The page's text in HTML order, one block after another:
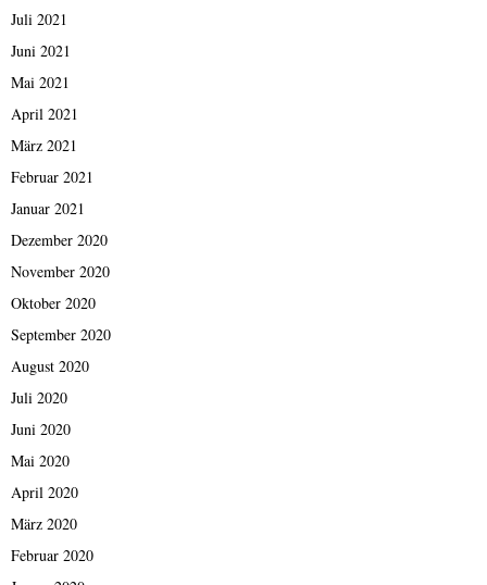
Juli 2021
Juni 2021
Mai 2021
April 2021
März 2021
Februar 2021
Januar 2021
Dezember 2020
November 2020
Oktober 2020
September 2020
August 2020
Juli 2020
Juni 2020
Mai 2020
April 2020
März 2020
Februar 2020